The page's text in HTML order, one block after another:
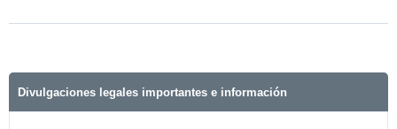
Divulgaciones legales importantes e información